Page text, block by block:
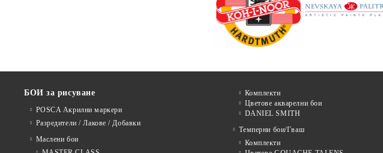
БОИ за рисуване
POSCA Акрилни маркери
Разредители / Лакове / Добавки
Маслени бои
Комплекти
Цветове акварелни бои
DANIEL SMITH
Темперни бои/Гваш
Комплекти